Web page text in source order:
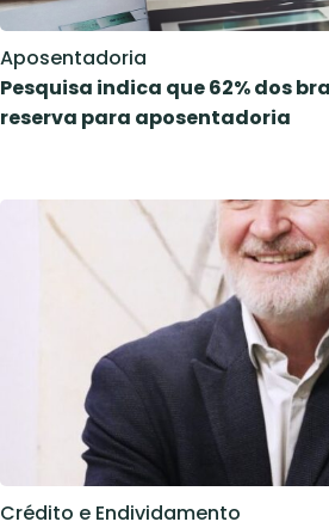
Aposentadoria
Pesquisa indica que 62% dos
reserva para aposentadoria
Crédito e Endividamento